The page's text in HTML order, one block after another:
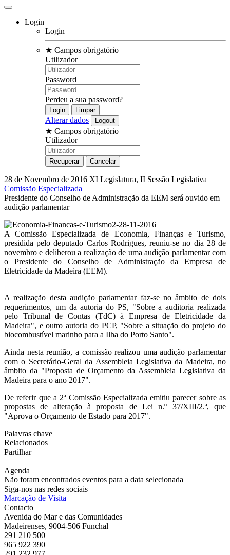
Login
Login
★ Campos obrigatório
Utilizador
Password
Perdeu a sua password?
Alterar dados
★ Campos obrigatório
Utilizador
28 de Novembro de 2016 XI Legislatura, II Sessão Legislativa
Comissão Especializada
Presidente do Conselho de Administração da EEM será ouvido em
audição parlamentar
A Comissão Especializada de Economia, Finanças e Turismo,
presidida pelo deputado Carlos Rodrigues, reuniu-se no dia 28 de
novembro e deliberou a realização de uma audição parlamentar com
o Presidente do Conselho de Administração da Empresa de
Eletricidade da Madeira (EEM).
A realização desta audição parlamentar faz-se no âmbito de dois
requerimentos, um da autoria do PS, "Sobre a auditoria realizada
pelo Tribunal de Contas (TdC) à Empresa de Eletricidade da
Madeira", e outro autoria do PCP, "Sobre a situação do projeto do
biocombustível marinho para a Ilha do Porto Santo".
Ainda nesta reunião, a comissão realizou uma audição parlamentar
com o Secretário-Geral da Assembleia Legislativa da Madeira, no
âmbito da "Proposta de Orçamento da Assembleia Legislativa da
Madeira para o ano 2017".
De referir que a 2ª Comissão Especializada emitiu parecer sobre as
propostas de alteração à proposta de Lei n.º 37/XIII/2.ª, que
"Aprova o Orçamento de Estado para 2017".
Palavras chave
Relacionados
Partilhar
Agenda
Não foram encontrados eventos para a data selecionada
Siga-nos nas redes sociais
Marcação de Visita
Contacto
Avenida do Mar e das Comunidades
Madeirenses, 9004-506 Funchal
291 210 500
965 922 390